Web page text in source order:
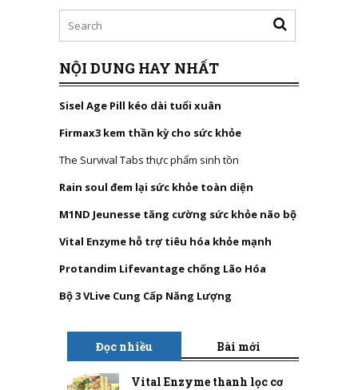
NỘI DUNG HAY NHẤT
Sisel Age Pill kéo dài tuổi xuân
Firmax3 kem thần kỳ cho sức khỏe
The Survival Tabs thực phẩm sinh tồn
Rain soul đem lại sức khỏe toàn diện
M1ND Jeunesse tăng cường sức khỏe não bộ
Vital Enzyme hỗ trợ tiêu hóa khỏe mạnh
Protandim Lifevantage chống Lão Hóa
Bộ 3 VLive Cung Cấp Năng Lượng
Đọc nhiều Bài mới
Vital Enzyme thanh lọc cơ